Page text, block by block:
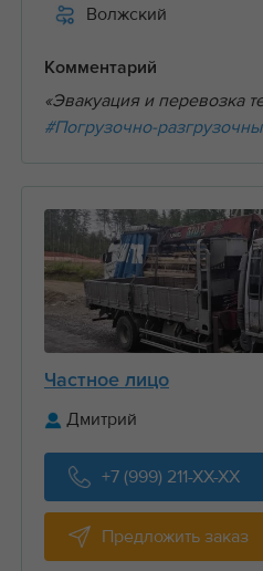
Волжский
Комментарий
«Эвакуация и перевозка
#Погрузочно-
Частное лицо
Дмитрий
+7 (999) 211-XX-XX
Предложить заказ